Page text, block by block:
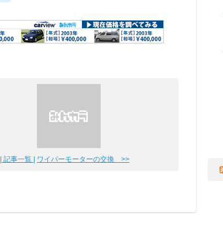
| 記事一覧 | ワイパーモーターの交換 >>